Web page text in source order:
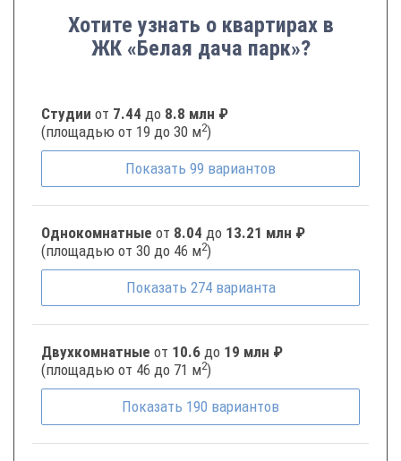
Хотите узнать о квартирах в
ЖК «Белая дача парк»?
Студии от 7.44 до 8.8 млн ₽
(площадью от 19 до 30 м2)
Показать 99 вариантов
Однокомнатные от 8.04 до 13.21 млн ₽
(площадью от 30 до 46 м2)
Показать 274 варианта
Двухкомнатные от 10.6 до 19 млн ₽
(площадью от 46 до 71 м2)
Показать 190 вариантов